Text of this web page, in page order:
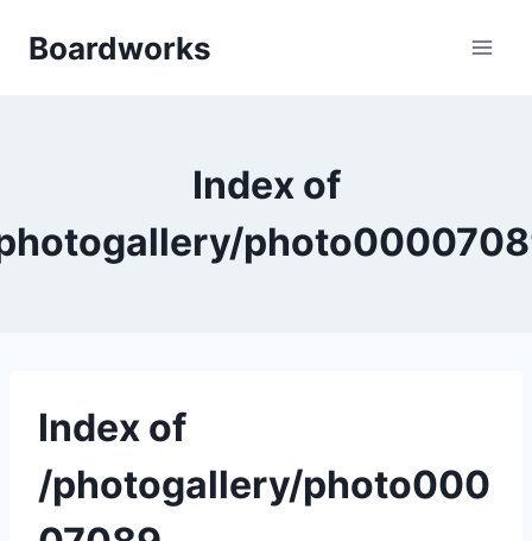
Boardworks
Index of
Index of
/photogallery/photo000